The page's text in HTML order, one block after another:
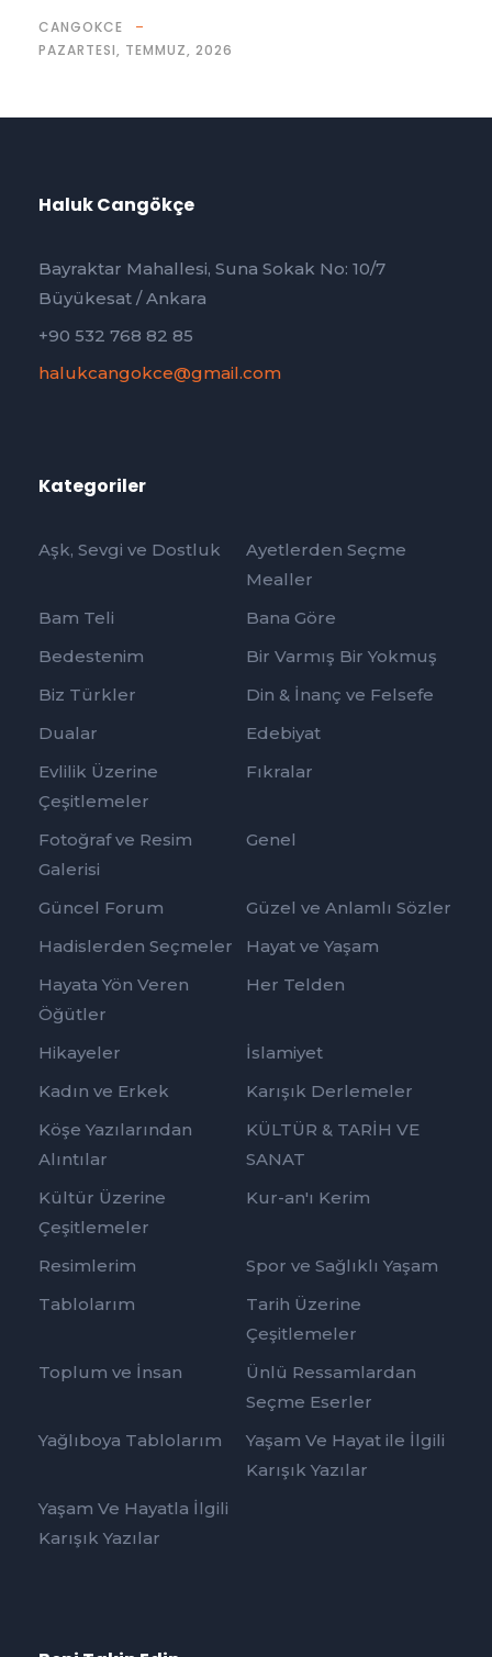
CANGOKCE
PAZARTESI, TEMMUZ, 2026
Haluk Cangökçe
Bayraktar Mahallesi, Suna Sokak No: 10/7
Büyükesat / Ankara
+90 532 768 82 85
halukcangokce@gmail.com
Kategoriler
Aşk, Sevgi ve Dostluk
Ayetlerden Seçme
Mealler
Bam Teli
Bana Göre
Bedestenim
Bir Varmış Bir Yokmuş
Biz Türkler
Din & İnanç ve Felsefe
Dualar
Edebiyat
Evlilik Üzerine
Çeşitlemeler
Fıkralar
Fotoğraf ve Resim
Galerisi
Genel
Güncel Forum
Güzel ve Anlamlı Sözler
Hadislerden Seçmeler
Hayat ve Yaşam
Hayata Yön Veren
Öğütler
Her Telden
Hikayeler
İslamiyet
Kadın ve Erkek
Karışık Derlemeler
Köşe Yazılarından
Alıntılar
KÜLTÜR & TARİH VE
SANAT
Kültür Üzerine
Çeşitlemeler
Kur-an'ı Kerim
Resimlerim
Spor ve Sağlıklı Yaşam
Tablolarım
Tarih Üzerine
Çeşitlemeler
Toplum ve İnsan
Ünlü Ressamlardan
Seçme Eserler
Yağlıboya Tablolarım
Yaşam Ve Hayat ile İlgili
Karışık Yazılar
Yaşam Ve Hayatla İlgili
Karışık Yazılar